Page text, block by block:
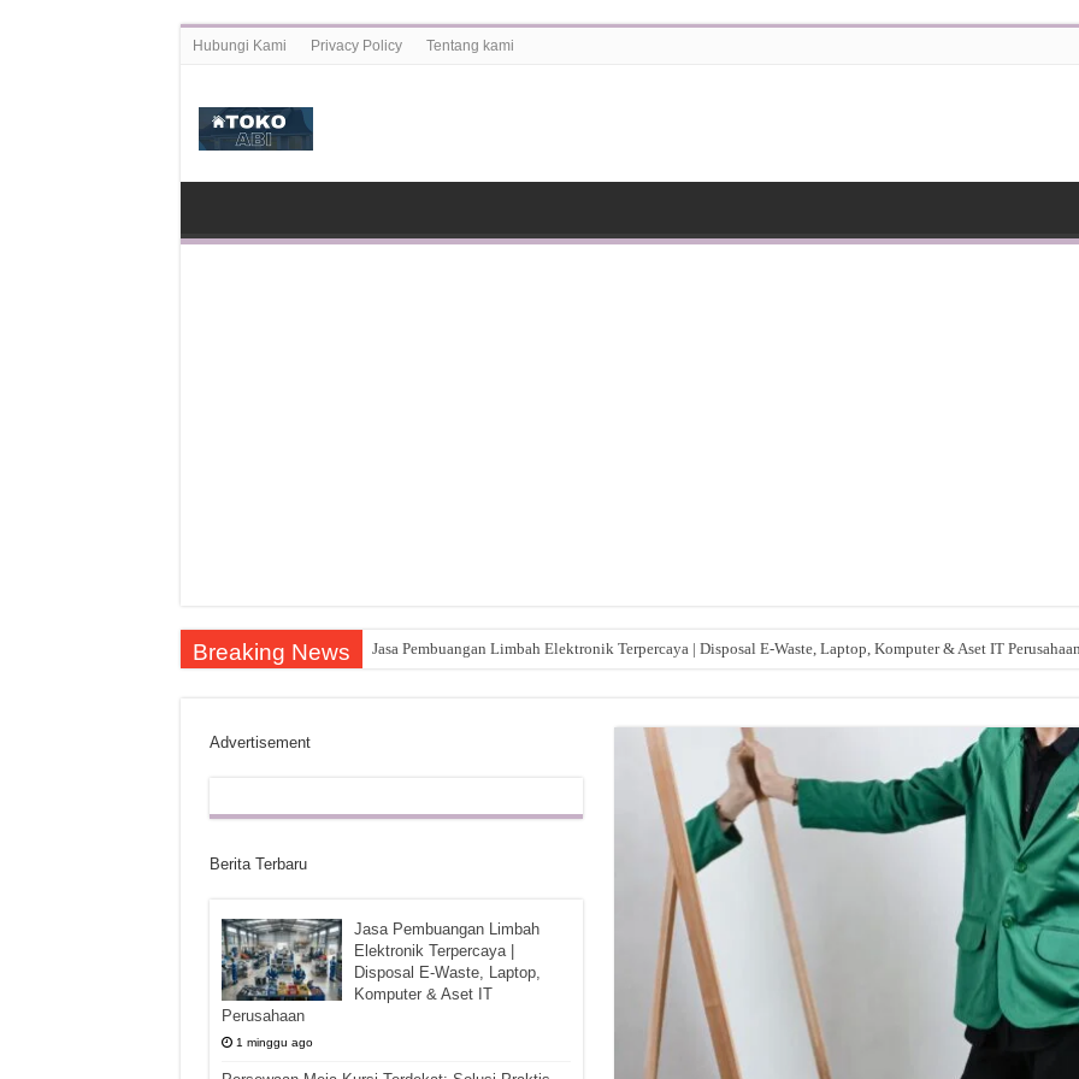
Hubungi Kami Privacy Policy Tentang kami
Breaking News Jasa Pembuangan Limbah Elektronik Terpercaya | Disposal E-Waste, Laptop, Komputer & Aset IT
Advertisement
Berita Terbaru
Jasa Pembuangan Limbah
Elektronik Terpercaya |
Disposal E-Waste, Laptop,
Komputer & Aset IT
Perusahaan
1 minggu ago